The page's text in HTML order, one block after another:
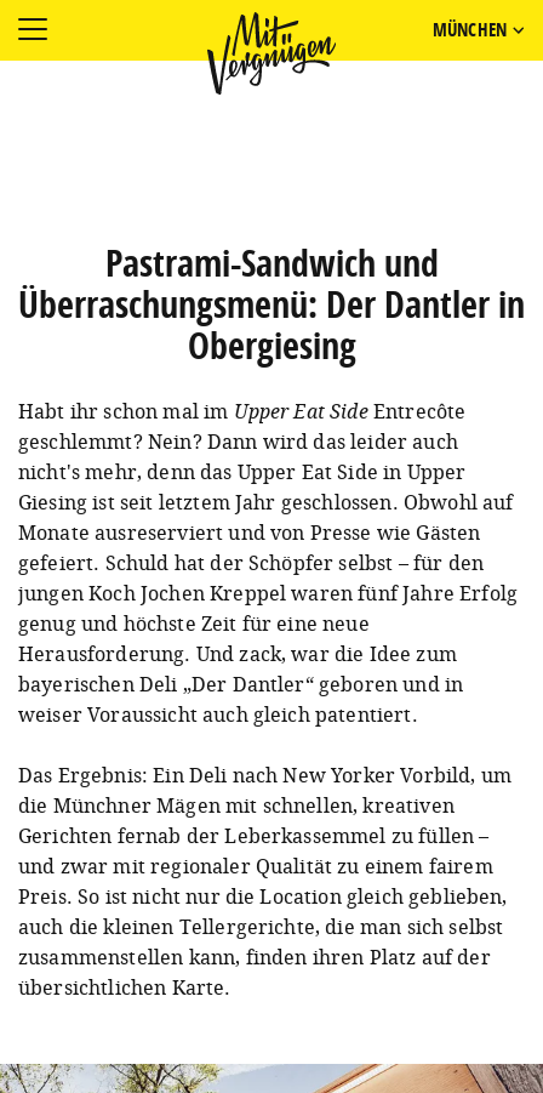
MÜNCHEN
Pastrami-Sandwich und
Überraschungsmenü: Der Dantler in
Obergiesing
Habt ihr schon mal im Upper Eat SideEntrecôte
geschlemmt? Nein? Dann wird das leider auch
nicht's mehr, denn das Upper Eat Side in Upper
Giesing ist seit letztem Jahr geschlossen. Obwohl auf
Monate ausreserviert und von Presse wie Gästen
gefeiert. Schuld hat der Schöpfer selbst – für den
jungen Koch Jochen Kreppel waren fünf Jahre Erfolg
genug und höchste Zeit für eine neue
Herausforderung. Und zack, war die Idee zum
bayerischen Deli „Der Dantler“ geboren und in
weiser Voraussicht auch gleich patentiert.
Das Ergebnis: Ein Deli nach New Yorker Vorbild, um
die Münchner Mägen mit schnellen, kreativen
Gerichten fernab der Leberkassemmel zu füllen –
und zwar mit regionaler Qualität zu einem fairem
Preis. So ist nicht nur die Location gleich geblieben,
auch die kleinen Tellergerichte, die man sich selbst
zusammenstellen kann, finden ihren Platz auf der
übersichtlichen Karte.